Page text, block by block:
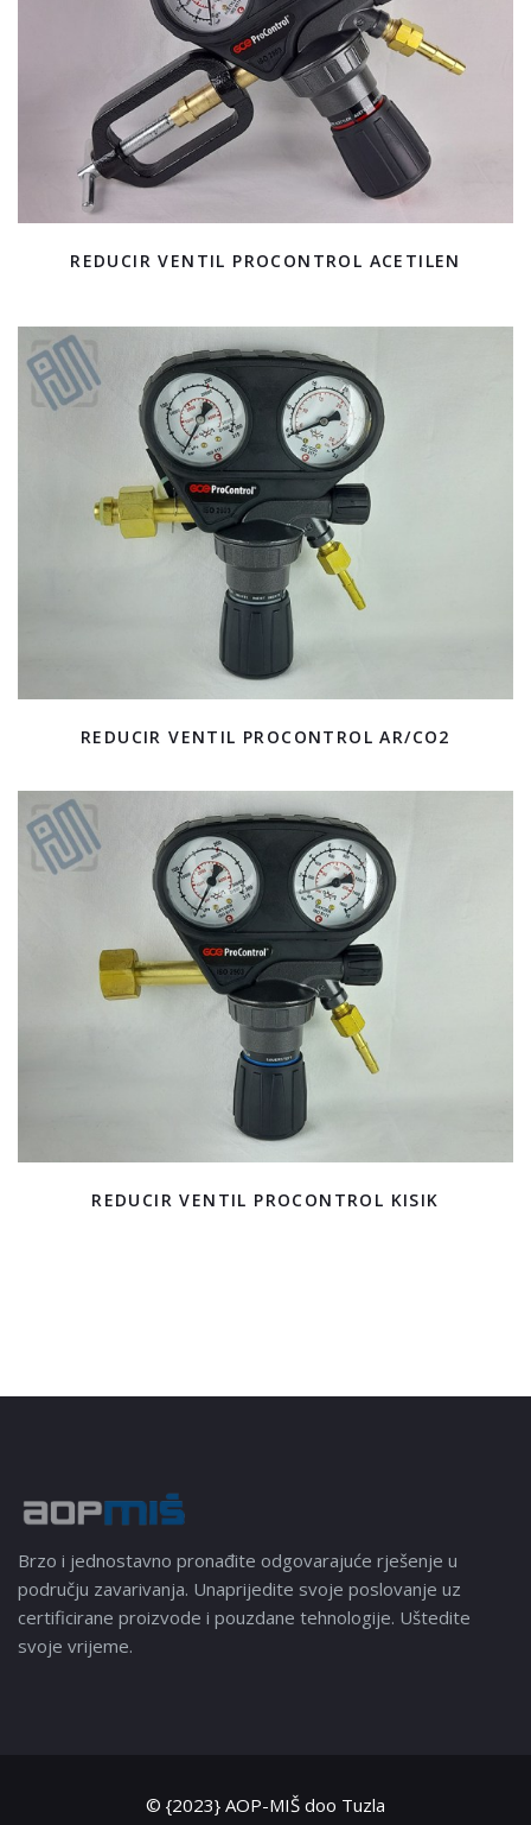
REDUCIR VENTIL PROCONTROL ACETILEN
REDUCIR VENTIL PROCONTROL AR/CO2
REDUCIR VENTIL PROCONTROL KISIK
Brzo i jednostavno pronađite odgovarajuće rješenje u
području zavarivanja. Unaprijedite svoje poslovanje uz
certificirane proizvode i pouzdane tehnologije. Uštedite
svoje vrijeme.
© {2023} AOP-MIŠ doo Tuzla